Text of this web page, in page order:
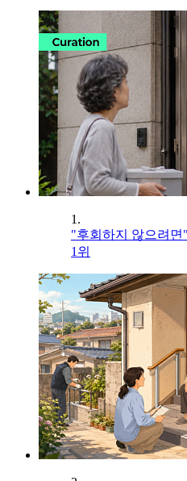
1.
"후회하지 않으려면
1위